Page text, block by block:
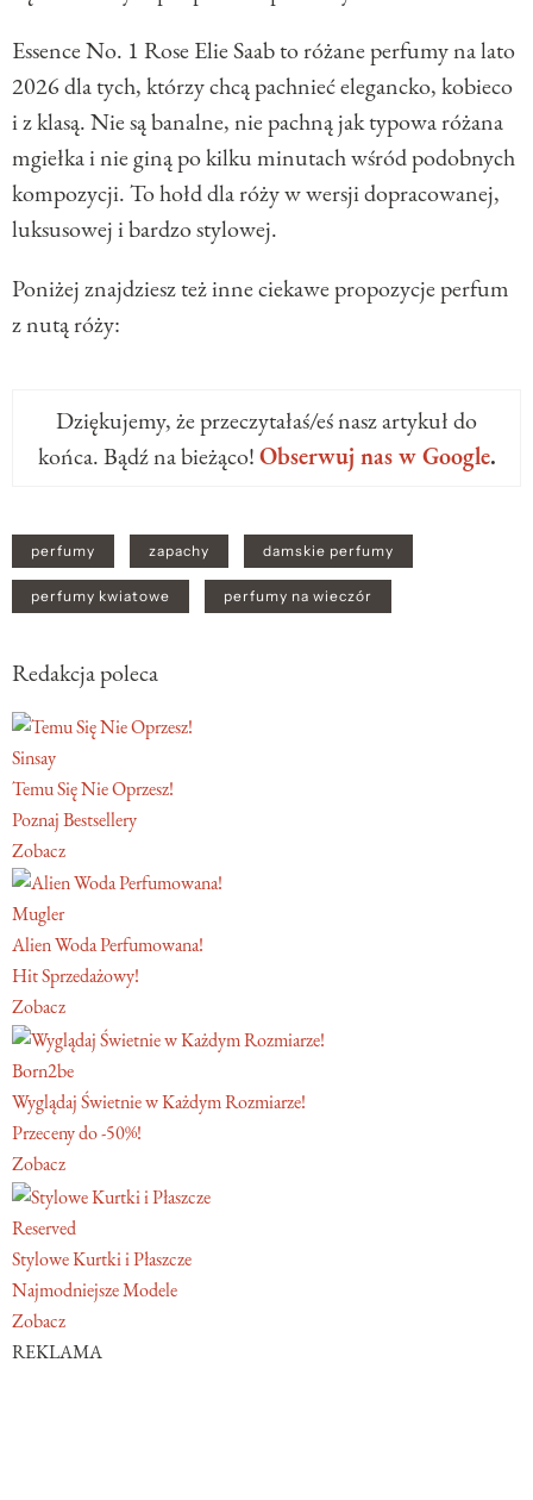
Essence No. 1 Rose Elie Saab to różane perfumy na lato
2026 dla tych, którzy chcą pachnieć elegancko, kobieco
i z klasą. Nie są banalne, nie pachną jak typowa różana
mgiełka i nie giną po kilku minutach wśród podobnych
kompozycji. To hołd dla róży w wersji dopracowanej,
luksusowej i bardzo stylowej.
Poniżej znajdziesz też inne ciekawe propozycje perfum
z nutą róży:
Dziękujemy, że przeczytałaś/eś nasz artykuł do
końca. Bądź na bieżąco!Obserwuj nas w Google.
perfumy zapachy damskie perfumy
perfumy kwiatowe perfumy na wieczór
Redakcja poleca
Sinsay
Temu Się Nie Oprzesz!
Poznaj Bestsellery
Zobacz
Mugler
Alien Woda Perfumowana!
Hit Sprzedażowy!
Zobacz
Born2be
Wyglądaj Świetnie w Każdym Rozmiarze!
Przeceny do -50%!
Zobacz
Reserved
Stylowe Kurtki i Płaszcze
Najmodniejsze Modele
Zobacz
REKLAMA